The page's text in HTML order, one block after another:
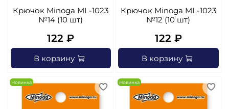
Крючок Minoga ML-1023
№14 (10 шт)
122 ₽
В корзину
Крючок Minoga ML-1023
№12 (10 шт)
122 ₽
В корзину
Новинка Новинка